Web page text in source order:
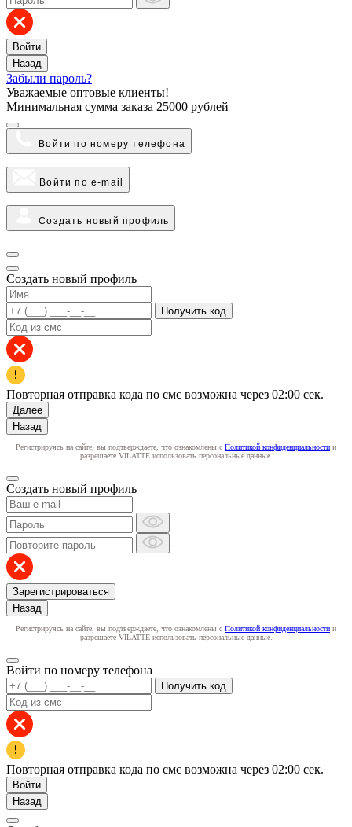
Войти
Назад
Забыли пароль?
Уважаемые оптовые клиенты!
Минимальная сумма заказа 25000 рублей
Войти по номеру телефона
Войти по e-mail
Создать новый профиль
Создать новый профиль
Получить код
Повторная отправка кода по смс возможна через 02:00 сек.
Далее
Назад
Регистрируясь на сайте, вы подтверждаете, что ознакомлены с Политикой конфиденциальности и
разрешаете VILATTE использовать персональные данные.
Создать новый профиль
Зарегистрироваться
Назад
Регистрируясь на сайте, вы подтверждаете, что ознакомлены с Политикой конфиденциальности и
разрешаете VILATTE использовать персональные данные.
Войти по номеру телефона
Получить код
Повторная отправка кода по смс возможна через 02:00 сек.
Войти
Назад